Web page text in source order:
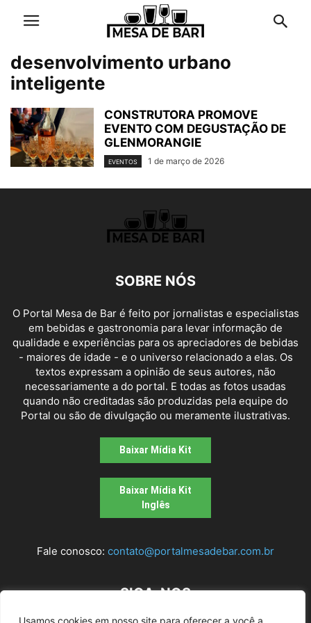
Usamos cookies em nosso site para oferecer a você a
desenvolvimento urbano
inteligente
CONSTRUTORA PROMOVE
EVENTO COM DEGUSTAÇÃO DE
GLENMORANGIE
EVENTOS 1 de março de 2026
SOBRE NÓS
O Portal Mesa de Bar é feito por jornalistas e especialistas
em bebidas e gastronomia para levar informação de
qualidade e experiências para os apreciadores de bebidas
- maiores de idade - e o universo relacionado a elas. Os
textos expressam a opinião de seus autores, não
necessariamente a do portal. E todas as fotos usadas
quando não creditadas são produzidas pela equipe do
Portal ou são de divulgação ou meramente ilustrativas.
Baixar Mídia Kit
Baixar Mídia Kit
Inglês
Fale conosco: contato@portalmesadebar.com.br
SIGA-NOS